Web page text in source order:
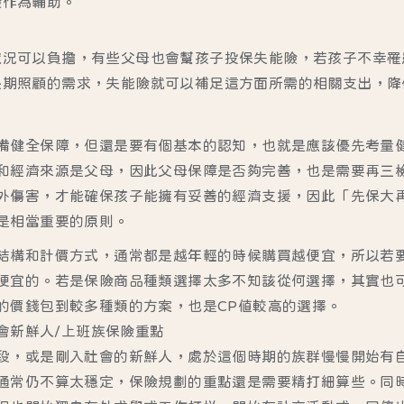
可以負擔，有些父母也會幫孩子投保失能險，若孩子不幸
照顧的需求，失能險就可以補足這方面所需的相關支出，
健全保障，但還是要有個基本的認知，也就是應該優先考量
經濟來源是父母，因此父母保障是否夠完善，也是需要再三
傷害，才能確保孩子能擁有妥善的經濟支援，因此「先保大
相當重要的原則。
構和計價方式，通常都是越年輕的時候購買越便宜，所以若
宜的。若是保險商品種類選擇太多不知該從何選擇，其實也
價錢包到較多種類的方案，也是CP值較高的選擇。
新鮮人/上班族保險重點
，或是剛入社會的新鮮人，處於這個時期的族群慢慢開始有
常仍不算太穩定，保險規劃的重點還是需要精打細算些。同